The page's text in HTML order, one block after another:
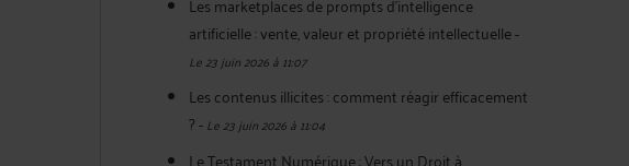
artificielle : vente, valeur et propriété intellectuelle-
Le 23 juin 2026 à 11:07
Les contenus illicites : comment réagir efficacement
?-Le 23 juin 2026 à 11:04
Le Testament Numérique : Vers un Droit à